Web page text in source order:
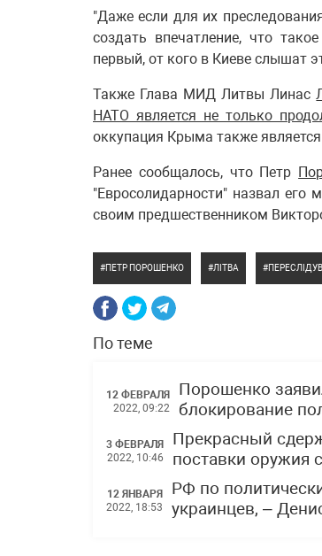
"Даже если для их
создать впечатление, что
первый, от кого в Киеве слышат
Также Глава МИД Литвы Линас
НАТО является не только
оккупация Крыма также
Ранее сообщалось, что Петр
"Евросолидарности" назвал
своим предшественником
ПЕТР ПОРОШЕНКО ЛІТВА
По теме
12 ФЕВРАЛЯ
2022, 09:22
Порошенко
блокирование
3 ФЕВРАЛЯ
2022, 10:46
Прекрасный
поставки оружия
12 ЯНВАРЯ
2022, 18:53
РФ по
украинцев, –